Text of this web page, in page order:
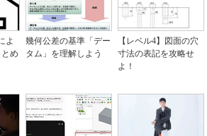
よ
め
幾何公差の基準「デー
タム」を理解しよう
【レベル4】図面の穴
寸法の表記を攻略せ
よ！